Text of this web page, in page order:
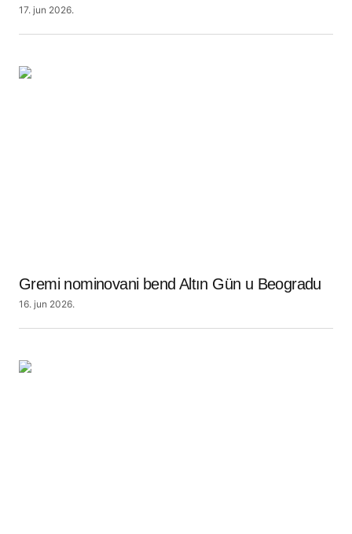
17. jun 2026.
Gremi nominovani bend Altın Gün u Beogradu
16. jun 2026.